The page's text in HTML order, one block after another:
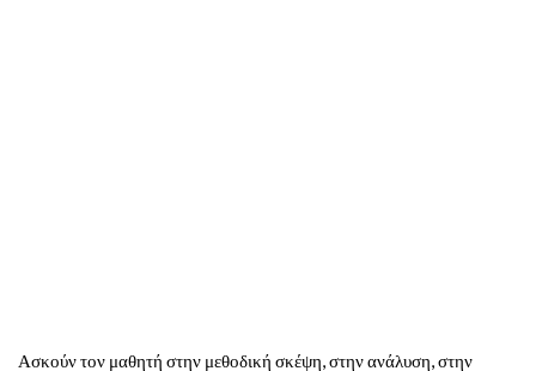
Ασκούν τον μαθητή στην μεθοδική σκέψη, στην ανάλυση, στην